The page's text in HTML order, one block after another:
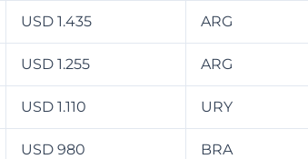
USD 1.435 ARG
USD 1.255 ARG
USD 1.110 URY
USD 980 BRA